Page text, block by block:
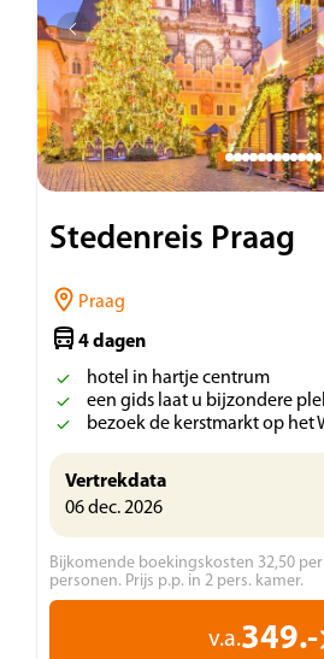
Stedenreis Praag
Praag
4 dagen
hotel in hartje centrum
een gids laat u bijzondere
bezoek de kerstmarkt op het
Vertrekdata
06 dec. 2026
Bijkomende boekingskosten 32,50
personen. Prijs p.p. in 2 pers. kamer.
v.a.349.-